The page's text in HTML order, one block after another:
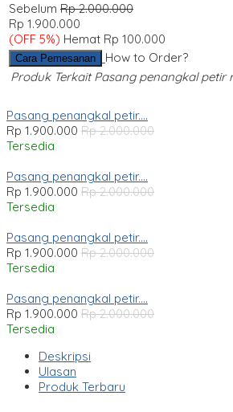
Sebelum Rp 2.000.000
Rp 1.900.000
(OFF 5%) Hemat Rp 100.000
Cara Pemesanan
How to Order?
Produk Terkait Pasang penangkal petir
Pasang penangkal petir....
Rp 1.900.000 Rp 2.000.000
Tersedia
Pasang penangkal petir....
Rp 1.900.000 Rp 2.000.000
Tersedia
Pasang penangkal petir....
Rp 1.900.000 Rp 2.000.000
Tersedia
Pasang penangkal petir....
Rp 1.900.000 Rp 2.000.000
Tersedia
Deskripsi
Ulasan
Produk Terbaru